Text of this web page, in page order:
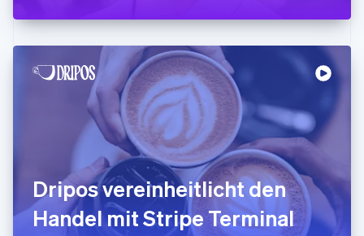
Dripos vereinheitlicht den
Handel mit Stripe Terminal
Japan
日本語English
Kanada
EnglishFrançais
Kroatien
Italiano
Lettland
Liechtenstein
Deutsch English
Litauen
English
Luxemburg